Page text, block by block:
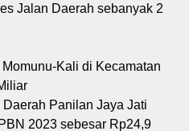
Jalan Daerah sebanyak 2
Kali di Kecamatan
Panilan Jaya Jati
2023 sebesar Rp24,9